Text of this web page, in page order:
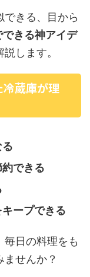
できる、目から
きる神アイデ
します。
蔵庫が理
できる
ープできる
毎日の料理をも
せんか？